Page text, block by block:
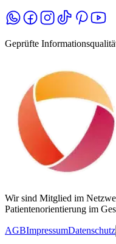
Geprüfte
Wir sind Mitglied im
Patientenorientierung im
AGBImpressumDatenschutz